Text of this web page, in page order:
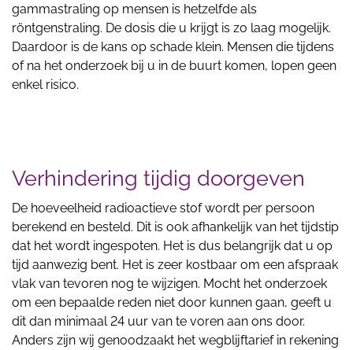
gammastraling op mensen is hetzelfde als
röntgenstraling. De dosis die u krijgt is zo laag mogelijk.
Daardoor is de kans op schade klein. Mensen die tijdens
of na het onderzoek bij u in de buurt komen, lopen geen
enkel risico.
Verhindering tijdig doorgeven
De hoeveelheid radioactieve stof wordt per persoon
berekend en besteld. Dit is ook afhankelijk van het tijdstip
dat het wordt ingespoten. Het is dus belangrijk dat u op
tijd aanwezig bent. Het is zeer kostbaar om een afspraak
vlak van tevoren nog te wijzigen. Mocht het onderzoek
om een bepaalde reden niet door kunnen gaan, geeft u
dit dan minimaal 24 uur van te voren aan ons door.
Anders zijn wij genoodzaakt het wegblijftarief in rekening